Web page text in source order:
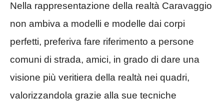
Nella rappresentazione della realtà Caravaggio
non ambiva a modelli e modelle dai corpi
perfetti, preferiva fare riferimento a persone
comuni di strada, amici, in grado di dare una
visione più veritiera della realtà nei quadri,
valorizzandola grazie alla sue tecniche